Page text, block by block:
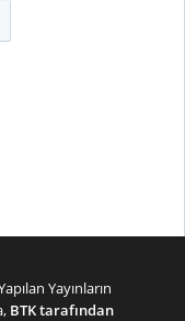
Yayınların
BTK tarafından